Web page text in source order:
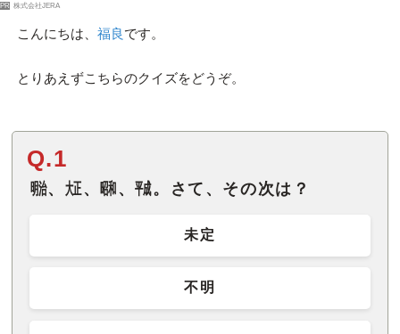
PR 株式会社JERA
こんにちは、 福良です。
とりあえずこちらのクイズをどうぞ。
Q.1
㍾、㍽、㍼、㍻。さて、その次は？
未定
不明